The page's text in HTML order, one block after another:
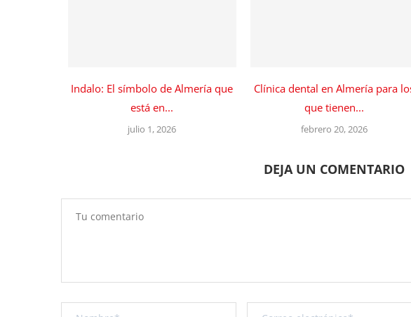
Indalo: El símbolo de Almería que
está en...
julio 1, 2026
Clínica dental en Almería para
que tienen...
febrero 20, 2026
DEJA UN COMENTARIO